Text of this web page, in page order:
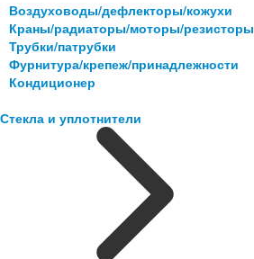
Воздуховоды/дефлекторы/кожухи
Краны/радиаторы/моторы/резисторы
Трубки/патрубки
Фурнитура/крепеж/принадлежности
Кондиционер
Стекла и уплотнители